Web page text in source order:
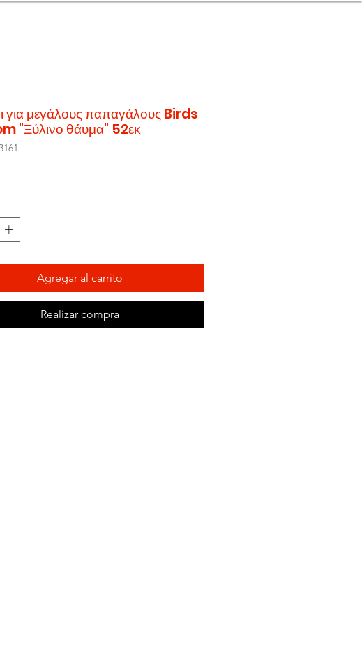
για μεγάλους παπαγάλους Birds
"Ξύλινο θάυμα" 52εκ
Agregar al carrito
Realizar compra